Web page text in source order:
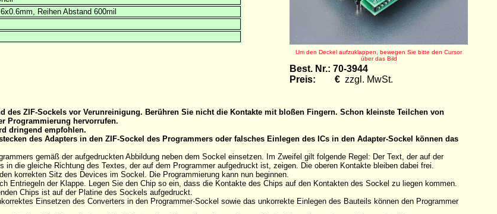
Reihen Abstand 600mil
Um den Deckel aufzuklappen, bewegen Sie bitte den Cursor
über das Bild
Best. Nr.: 70-3944
Preis: € zzgl. MwSt.
des ZIF-Sockels vor Verunreinigung. Berühren Sie nicht die Kontakte mit bloßen Fingern. Schon kleinste Teilchen von
Programmierung hervorrufen.
dringend empfohlen.
des Adapters in den ZIF-Sockel des Programmers oder falsches Einlegen des ICs in den Adapter-Sockel können das
gemäß der aufgedruckten Abbildung neben dem Sockel einsetzen. Im Zweifel gilt folgende Regel: Der Text, der auf der
in die gleiche Richtung des Textes, der auf dem Programmer aufgedruckt ist, zeigen. Die oberen Kontakte bleiben dabei frei.
korrekten Sitz des Devices im Sockel. Die Programmierung kann nun beginnen.
Entriegeln der Klappe. Legen Sie den Chip so ein, dass die Kontakte des Chips auf den Kontakten des Sockel zu liegen kommen.
Chips ist auf der Platine des Sockels aufgedruckt.
Einsetzen des Converters in den Programmer-Sockel sowie das unkorrekte Einlegen des Bauteils können den Programmer